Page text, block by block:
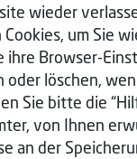
wieder
um Sie
Browser-
oder löschen,
Sie bitte die
von Ihnen
an der